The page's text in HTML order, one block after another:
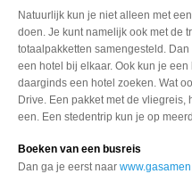
Natuurlijk kun je niet alleen met
doen. Je kunt namelijk ook met de
totaalpakketten samengesteld.
een hotel bij elkaar. Ook kun je
daarginds een hotel zoeken. Wat
Drive. Een pakket met de vliegreis,
een. Een stedentrip kun je op
Boeken van een busreis
Dan ga je eerst naar